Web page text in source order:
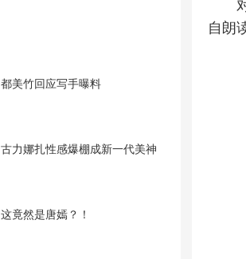
都美竹回应写手曝料
古力娜扎性感爆棚成新一代美神
这竟然是唐嫣？！
自朗